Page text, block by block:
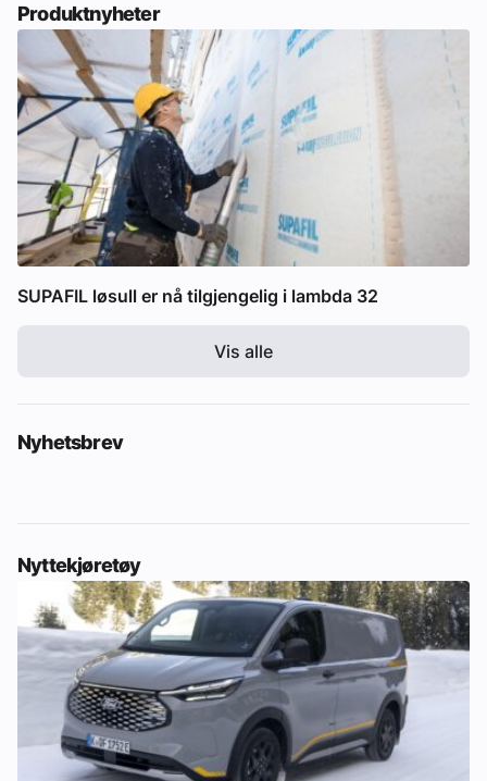
Produktnyheter
SUPAFIL løsull er nå tilgjengelig i lambda 32
Vis alle
Nyhetsbrev
Nyttekjøretøy